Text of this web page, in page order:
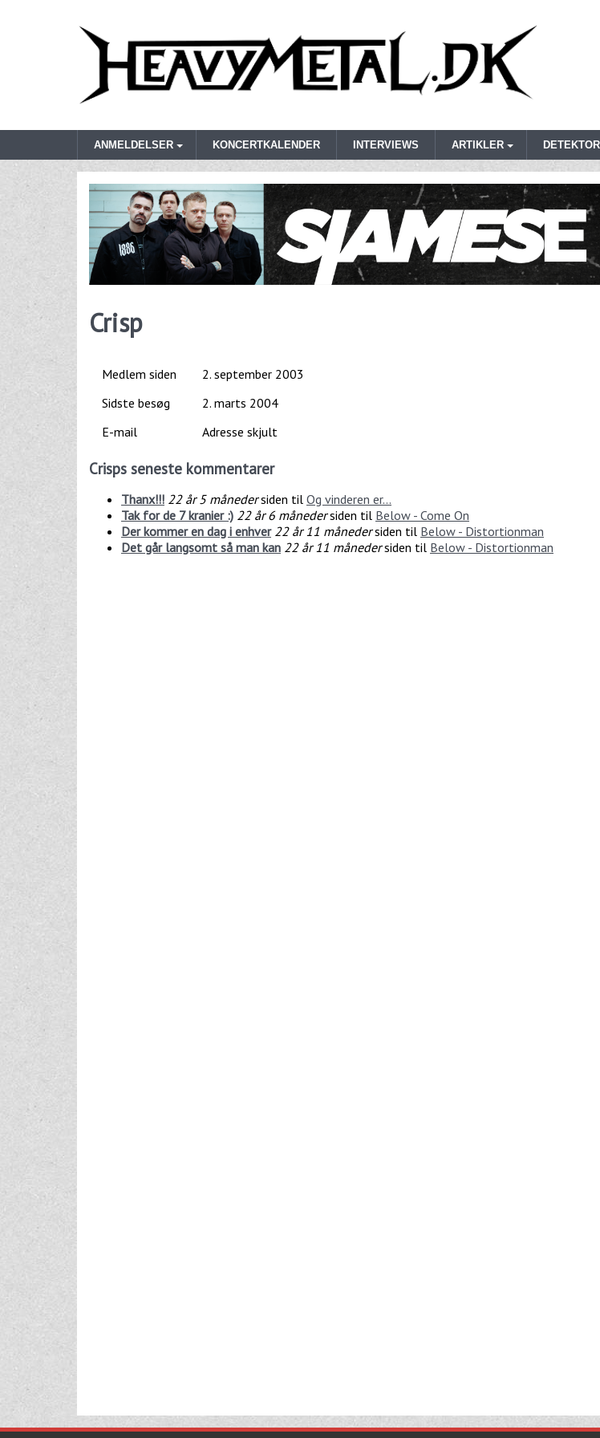
ANMELDELSER KONCERTKALENDER INTERVIEWS ARTIKLER
Crisp
Medlem siden
2. september 2003
Sidste besøg
2. marts 2004
E-mail
Adresse skjult
Crisps seneste kommentarer
Thanx!!! 22 år 5 månedersiden til Og vinderen er...
Tak for de 7 kranier :) 22 år 6 månedersiden til Below - Come On
Der kommer en dag i enhver 22 år 11 månedersiden til Below - Distortionman
Det går langsomt så man kan 22 år 11 månedersiden til Below - Distortionman